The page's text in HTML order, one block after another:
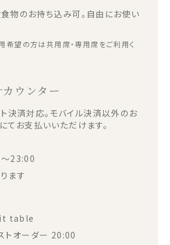
物のお持ち込み可。自由にお使い
希望の方は共用席・専用席をご利用く
ウンター
決済対応。モバイル決済以外のお
てお支払いいただけます。
23:00
ます
table
トオーダー 20:00